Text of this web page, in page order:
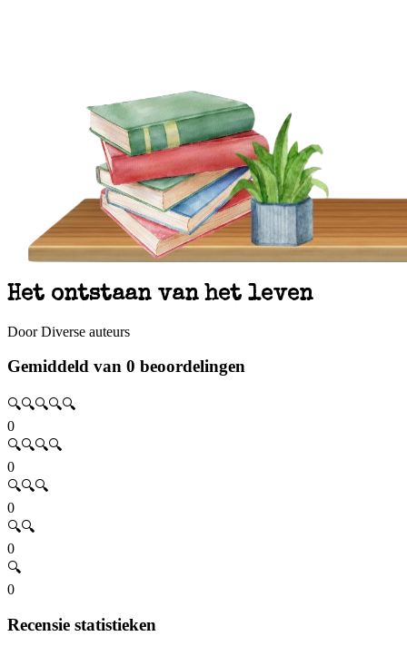
Het ontstaan van het leven
Door Diverse auteurs
Gemiddeld van 0 beoordelingen
🔍🔍🔍🔍🔍
0
🔍🔍🔍🔍
0
🔍🔍🔍
0
🔍🔍
0
🔍
0
Recensie statistieken